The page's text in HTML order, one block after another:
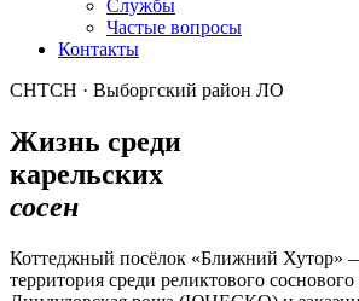
Службы
Частые вопросы
Контакты
СНТСН · Выборгский район ЛО
Жизнь среди
карельских
сосен
Коттеджный посёлок «Ближний Хутор»
территория среди реликтового